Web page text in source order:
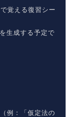
覚える復習シー
生成する予定で
例：「仮定法の